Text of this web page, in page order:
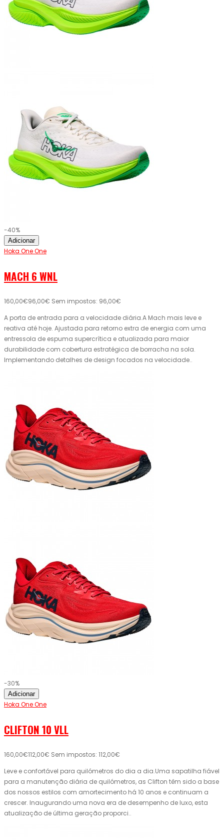
-40%
Adicionar
Hoka One One
MACH 6 WNL
160,00€96,00€ Sem impostos: 96,00€
A porta de entrada para a velocidade diária.A Mach mais leve e
reativa até hoje. Ajustada para retorno extra de energia com uma
entressola de espuma supercrítica e atualizada para maior
durabilidade com cobertura estratégica de borracha na sola.
Implementando detalhes de design focados na velocidade..
-30%
Adicionar
Hoka One One
CLIFTON 10 VLL
160,00€112,00€ Sem impostos: 112,00€
Leve e confortável para quilómetros do dia a dia.Uma sapatilha fiável
para a manutenção diária de quilómetros, as Clifton têm sido a base
dos nossos estilos com amortecimento há 10 anos e continuam a
crescer. Inaugurando uma nova era de desempenho de luxo, esta
atualização de última geração proporci..